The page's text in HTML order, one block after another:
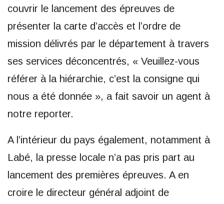
couvrir le lancement des épreuves de
présenter la carte d’accès et l’ordre de
mission délivrés par le département à travers
ses services déconcentrés, « Veuillez-vous
référer à la hiérarchie, c’est la consigne qui
nous a été donnée », a fait savoir un agent à
notre reporter.
A l’intérieur du pays également, notamment à
Labé, la presse locale n’a pas pris part au
lancement des premières épreuves. A en
croire le directeur général adjoint de